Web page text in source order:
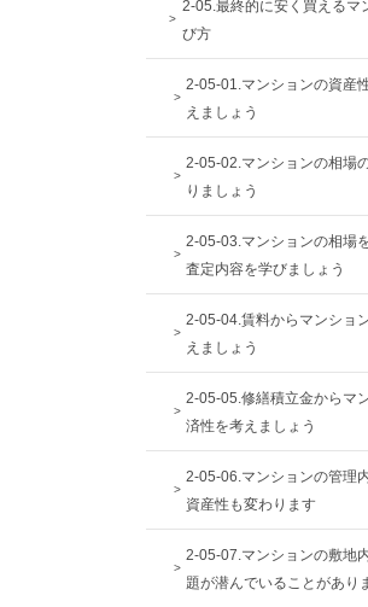
2-05.最終的に安く買えるマ
び方
2-05-01.マンションの資産
えましょう
2-05-02.マンションの相場
りましょう
2-05-03.マンションの相場
査定内容を学びましょう
2-05-04.賃料からマンショ
えましょう
2-05-05.修繕積立金からマ
済性を考えましょう
2-05-06.マンションの管理
資産性も変わります
2-05-07.マンションの敷地
題が潜んでいることがあり